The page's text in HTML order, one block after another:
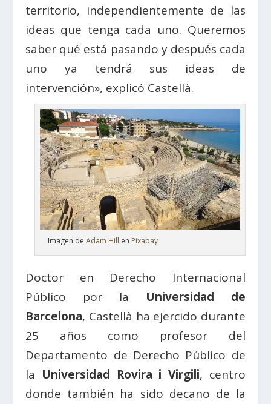
territorio, independientemente de las
ideas que tenga cada uno. Queremos
saber qué está pasando y después cada
uno ya tendrá sus ideas de
intervención», explicó Castellà.
Imagen de Adam Hill en Pixabay
Doctor en Derecho Internacional
Público por la Universidad de
Barcelona, Castellà ha ejercido durante
25 años como profesor del
Departamento de Derecho Público de
la Universidad Rovira i Virgili, centro
donde también ha sido decano de la